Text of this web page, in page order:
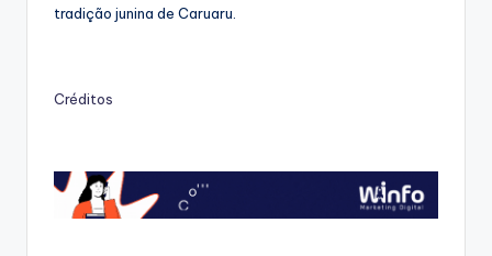
tradição junina de Caruaru.
Créditos